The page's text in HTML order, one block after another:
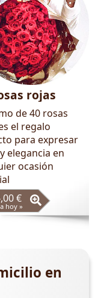
rojas
de 40 rosas
el regalo
para expresar
elegancia en
ocasión
,00 €
hoy »
en